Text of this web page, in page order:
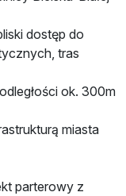
dostęp do
tras
ok. 300m
miasta
parterowy z